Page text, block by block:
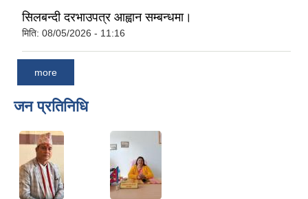
सिलबन्दी दरभाउपत्र आह्वान सम्बन्धमा।
मिति: 08/05/2026 - 11:16
more
जन प्रतिनिधि